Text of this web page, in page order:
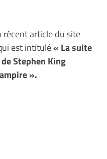
récent article du site
est intitulé« La suite
Stephen King
».